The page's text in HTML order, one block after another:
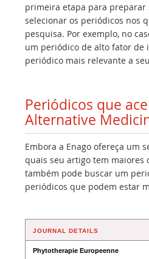
primeira etapa para preparar
selecionar os periódicos nos
pesquisa. Por exemplo, no
um periódico de alto fator de
periódico mais relevante a
Periódicos que
Alternative
Embora a Enago ofereça um
quais seu artigo tem maiores
também pode buscar um
periódicos que podem estar
JOURNAL DETAILS
Phytotherapie Europeenne